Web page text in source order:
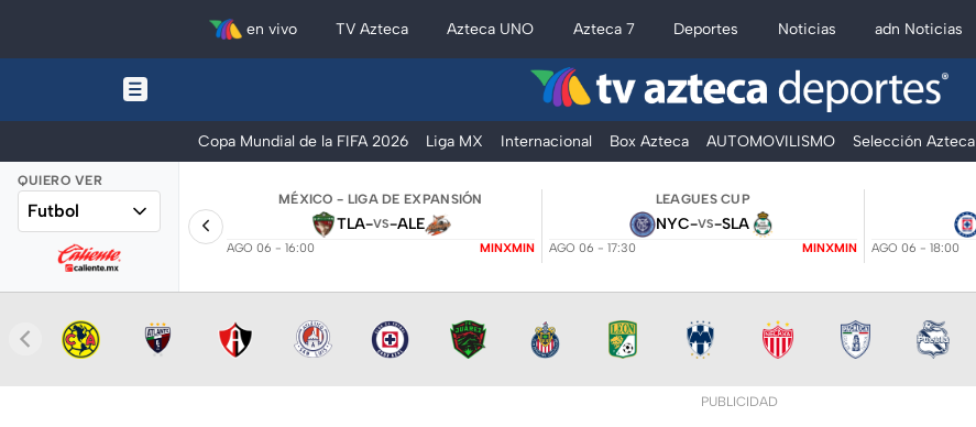
en vivo TV Azteca Azteca UNO Azteca 7 Deportes Noticias adn Noticias
Copa Mundial de la FIFA 2026 Liga MX Internacional Box Azteca AUTOMOVILISMO Selección Azteca
QUIERO VER
Futbol
MÉXICO - LIGA DE EXPANSIÓN
TLA-VS-ALE
AGO 06 - 16:00 MINXMIN
LEAGUES CUP
NYC-VS-SLA
AGO 06 - 17:30 MINXMIN AGO 06 - 18:00
PUBLICIDAD